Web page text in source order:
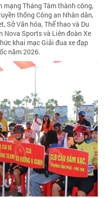
mạng Tháng Tám thành công,
thống Công an Nhân dân,
Sở Văn hóa, Thể thao và Du
Nova Sports và Liên đoàn Xe
khai mạc Giải đua xe đạp
năm 2026.